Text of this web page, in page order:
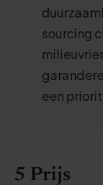
sourcing
een
5 Prijs